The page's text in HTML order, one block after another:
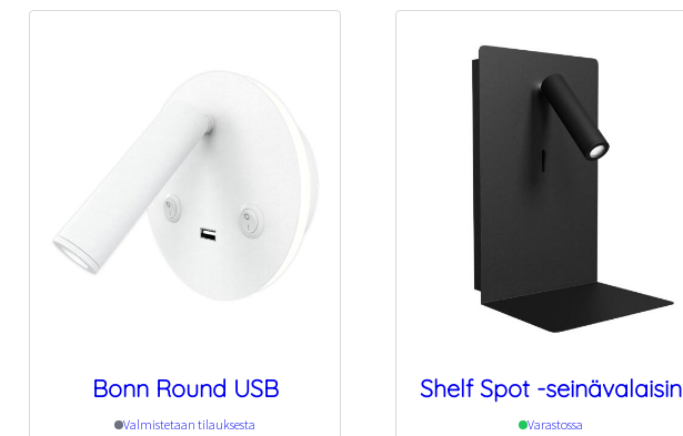
Bonn Round USB
Valmistetaan tilauksesta
Shelf Spot -seinävalaisin
Varastossa